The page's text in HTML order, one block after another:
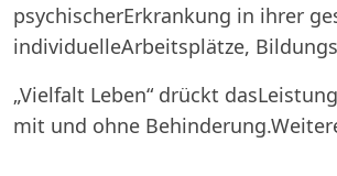
psychischerErkrankung in ihrer
individuelleArbeitsplätze,
„Vielfalt Leben“ drückt
mit und ohne